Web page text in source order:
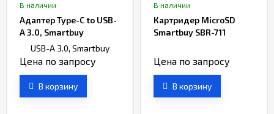
В наличии
Адаптер Type-C to USB-
A 3.0, Smartbuy
Цена по запросу
В корзину
В наличии
Картридер MicroSD
Smartbuy SBR-711
Цена по запросу
В корзину